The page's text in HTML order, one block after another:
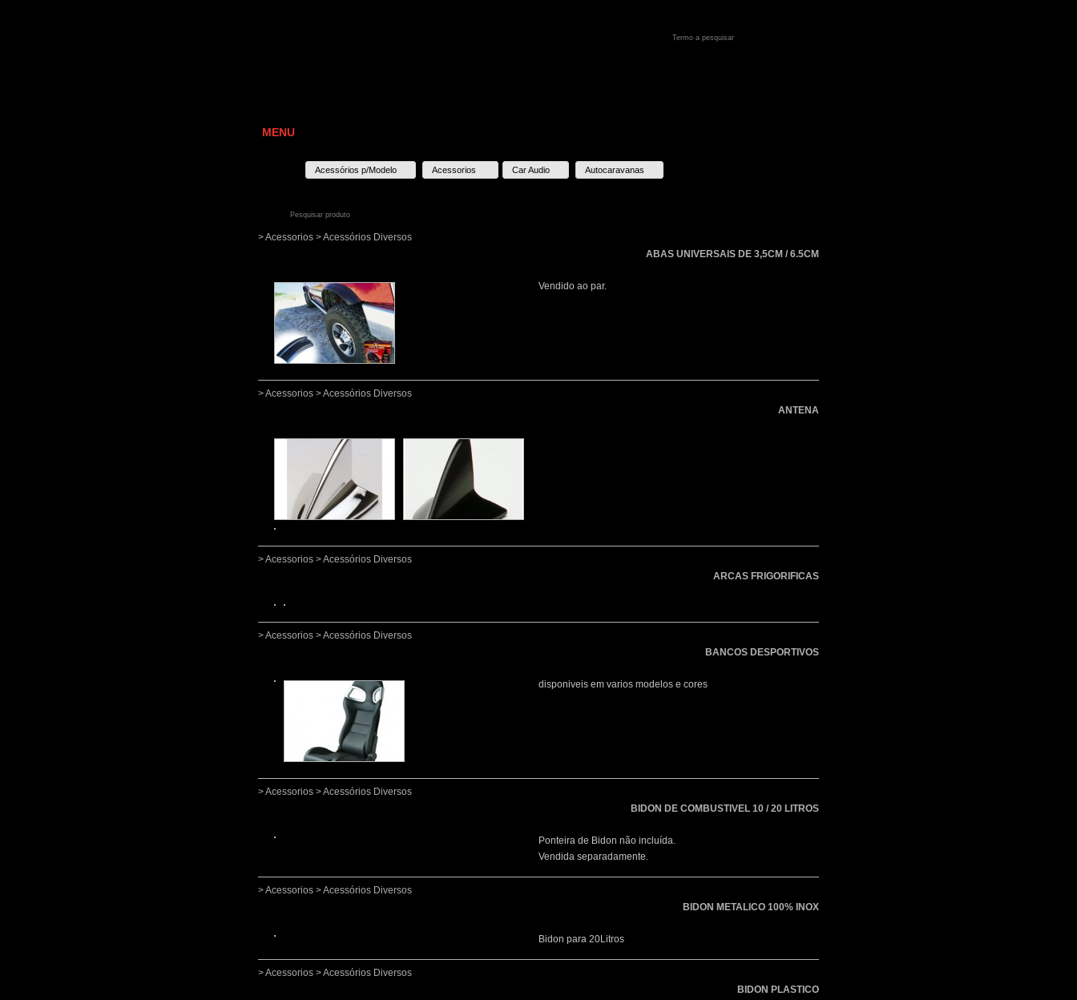
MENU
Acessórios p/Modelo Acessorios Car Audio Autocaravanas
> Acessorios > Acessórios Diversos
ABAS UNIVERSAIS DE 3,5CM / 6.5CM
Vendido ao par.
> Acessorios > Acessórios Diversos
ANTENA
> Acessorios > Acessórios Diversos
ARCAS FRIGORIFICAS
> Acessorios > Acessórios Diversos
BANCOS DESPORTIVOS
disponiveis em varios modelos e cores
> Acessorios > Acessórios Diversos
BIDON DE COMBUSTIVEL 10 / 20 LITROS
Ponteira de Bidon não incluída.
Vendida separadamente.
> Acessorios > Acessórios Diversos
BIDON METALICO 100% INOX
Bidon para 20Litros
> Acessorios > Acessórios Diversos
BIDON PLASTICO